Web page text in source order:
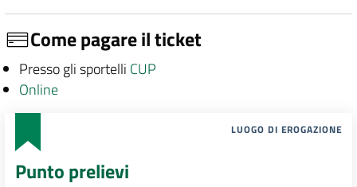
Come pagare il ticket
Presso gli sportelli CUP
Online
LUOGO DI EROGAZIONE
Punto prelievi